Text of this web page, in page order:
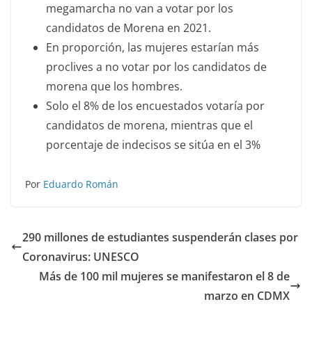
megamarcha no van a votar por los
candidatos de Morena en 2021.
En proporción, las mujeres estarían más
proclives a no votar por los candidatos de
morena que los hombres.
Solo el 8% de los encuestados votaría por
candidatos de morena, mientras que el
porcentaje de indecisos se sitúa en el 3%
Por Eduardo Román
290 millones de estudiantes suspenderán clases por
Coronavirus: UNESCO
Más de 100 mil mujeres se manifestaron el 8 de
marzo en CDMX